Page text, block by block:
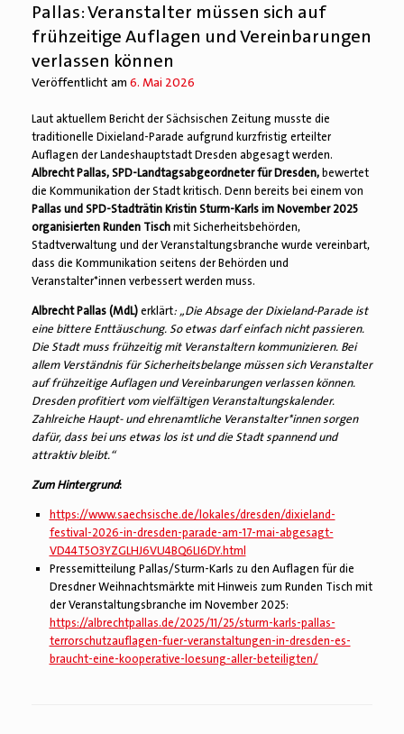
Pallas: Veranstalter müssen sich auf
frühzeitige Auflagen und Vereinbarungen
verlassen können
Veröffentlicht am 6. Mai 2026
Laut aktuellem Bericht der Sächsischen Zeitung musste die
traditionelle Dixieland-Parade aufgrund kurzfristig erteilter
Auflagen der Landeshauptstadt Dresden abgesagt werden.
Albrecht Pallas, SPD-Landtagsabgeordneter für Dresden,bewertet
die Kommunikation der Stadt kritisch. Denn bereits bei einem von
Pallas und SPD-Stadträtin Kristin Sturm-Karls im November 2025
organisierten Runden Tischmit Sicherheitsbehörden,
Stadtverwaltung und der Veranstaltungsbranche wurde vereinbart,
dass die Kommunikation seitens der Behörden und
Veranstalter*innen verbessert werden muss.
Albrecht Pallas (MdL)erklärt: „Die Absage der Dixieland-Parade ist
eine bittere Enttäuschung. So etwas darf einfach nicht passieren.
Die Stadt muss frühzeitig mit Veranstaltern kommunizieren. Bei
allem Verständnis für Sicherheitsbelange müssen sich Veranstalter
auf frühzeitige Auflagen und Vereinbarungen verlassen können.
Dresden profitiert vom vielfältigen Veranstaltungskalender.
Zahlreiche Haupt- und ehrenamtliche Veranstalter*innen sorgen
dafür, dass bei uns etwas los ist und die Stadt spannend und
attraktiv bleibt.“
Zum Hintergrund:
https://www.saechsische.de/lokales/dresden/dixieland-
festival-2026-in-dresden-parade-am-17-mai-abgesagt-
VD44T5O3YZGLHJ6VU4BQ6LI6DY.html
Pressemitteilung Pallas/Sturm-Karls zu den Auflagen für die
Dresdner Weihnachtsmärkte mit Hinweis zum Runden Tisch mit
der Veranstaltungsbranche im November 2025:
https://albrechtpallas.de/2025/11/25/sturm-karls-pallas-
terrorschutzauflagen-fuer-veranstaltungen-in-dresden-es-
braucht-eine-kooperative-loesung-aller-beteiligten/